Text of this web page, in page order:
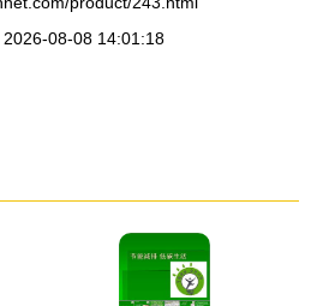
2026-08-08 14:01:18